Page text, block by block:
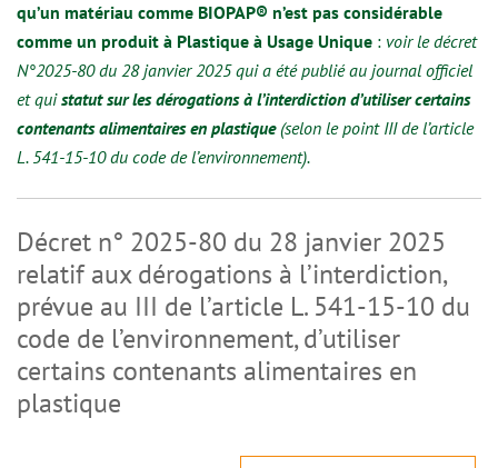
qu’un matériau comme BIOPAP® n’est pas considérable
comme un produit à Plastique à Usage Unique : voir le décret
N°2025-80 du 28 janvier 2025 qui a été publié au journal officiel
et quistatut sur les dérogations à l’interdiction d’utiliser certains
contenants alimentaires en plastique(selon le point III de l’article
L. 541-15-10 du code de l’environnement).
Décret n° 2025-80 du 28 janvier 2025
relatif aux dérogations à l’interdiction,
prévue au III de l’article L. 541-15-10 du
code de l’environnement, d’utiliser
certains contenants alimentaires en
plastique